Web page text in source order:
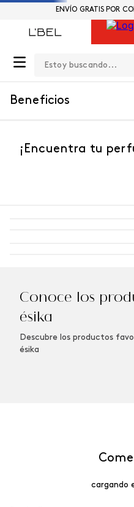
ENVÍO GRATIS POR
Beneficios
¡Encuentra tu
Conoce los
ésika
Descubre los productos
ésika
cargando